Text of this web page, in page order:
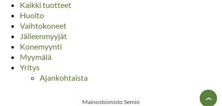
Kaikki tuotteet
Huolto
Vaihtokoneet
Jälleenmyyjät
Konemyynti
Myymälä
Yritys
Ajankohtaista
Mainostoimisto Semio ›